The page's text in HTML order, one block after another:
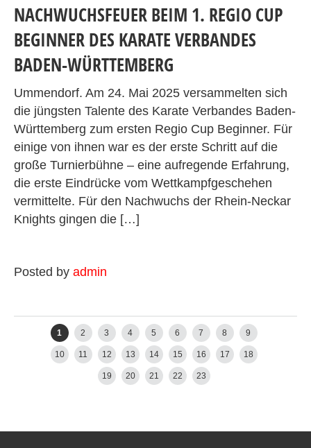
NACHWUCHSFEUER BEIM 1. REGIO CUP
BEGINNER DES KARATE VERBANDES
BADEN-WÜRTTEMBERG
Ummendorf. Am 24. Mai 2025 versammelten sich
die jüngsten Talente des Karate Verbandes Baden-
Württemberg zum ersten Regio Cup Beginner. Für
einige von ihnen war es der erste Schritt auf die
große Turnierbühne – eine aufregende Erfahrung,
die erste Eindrücke vom Wettkampfgeschehen
vermittelte. Für den Nachwuchs der Rhein-Neckar
Knights gingen die […]
Posted by admin
1 2 3 4 5 6 7 8 9
10 11 12 13 14 15 16 17 18
19 20 21 22 23
Older posts